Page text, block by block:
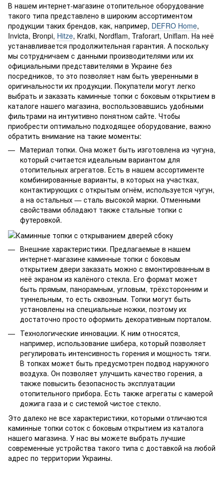
В нашем интернет-магазине отопительное оборудование
такого типа представлено в широким ассортиментом
продукции таких брендов, как, например, DEFRO Home,
Invicta, Bronpi, Hitze, Kratki, Nordflam, Traforart, Uniflam. На неё
устанавливается продолжительная гарантия. А поскольку
мы сотрудничаем с данными производителями или их
официальными представителями в Украине без
посредников, то это позволяет нам быть уверенными в
оригинальности их продукции. Покупатели могут легко
выбрать и заказать каминные топки с боковым открытием в
каталоге нашего магазина, воспользовавшись удобными
фильтрами на интуитивно понятном сайте. Чтобы
приобрести оптимально подходящее оборудование, важно
обратить внимание на такие моменты:
Материал топки. Она может быть изготовлена из чугуна,
который считается идеальным вариантом для
отопительных агрегатов. Есть в нашем ассортименте
комбинированные варианты, в которых на участках,
контактирующих с открытым огнём, используется чугун,
а на остальных — сталь высокой марки. Отменными
свойствами обладают также стальные топки с
футеровкой.
Внешние характеристики. Предлагаемые в нашем
интернет-магазине каминные топки с боковым
открытием двери заказать можно с вмонтированным в
неё экраном из калёного стекла. Его формат может
быть прямым, панорамным, угловым, трёхсторонним и
туннельным, то есть сквозным. Топки могут быть
установлены на специальные ножки, поэтому их
достаточно просто оформить декоративным порталом.
Технологические инновации. К ним относятся,
например, использование шибера, который позволяет
регулировать интенсивность горения и мощность тяги.
В топках может быть предусмотрен подвод наружного
воздуха. Он позволяет улучшить качество горения, а
также повысить безопасность эксплуатации
отопительного прибора. Есть также агрегаты с камерой
дожига газа и с системой чистое стекло.
Это далеко не все характеристики, которыми отличаются
каминные топки соток с боковым открытием из каталога
нашего магазина. У нас вы можете выбрать лучшие
современные устройства такого типа с доставкой на любой
адрес по территории Украины.